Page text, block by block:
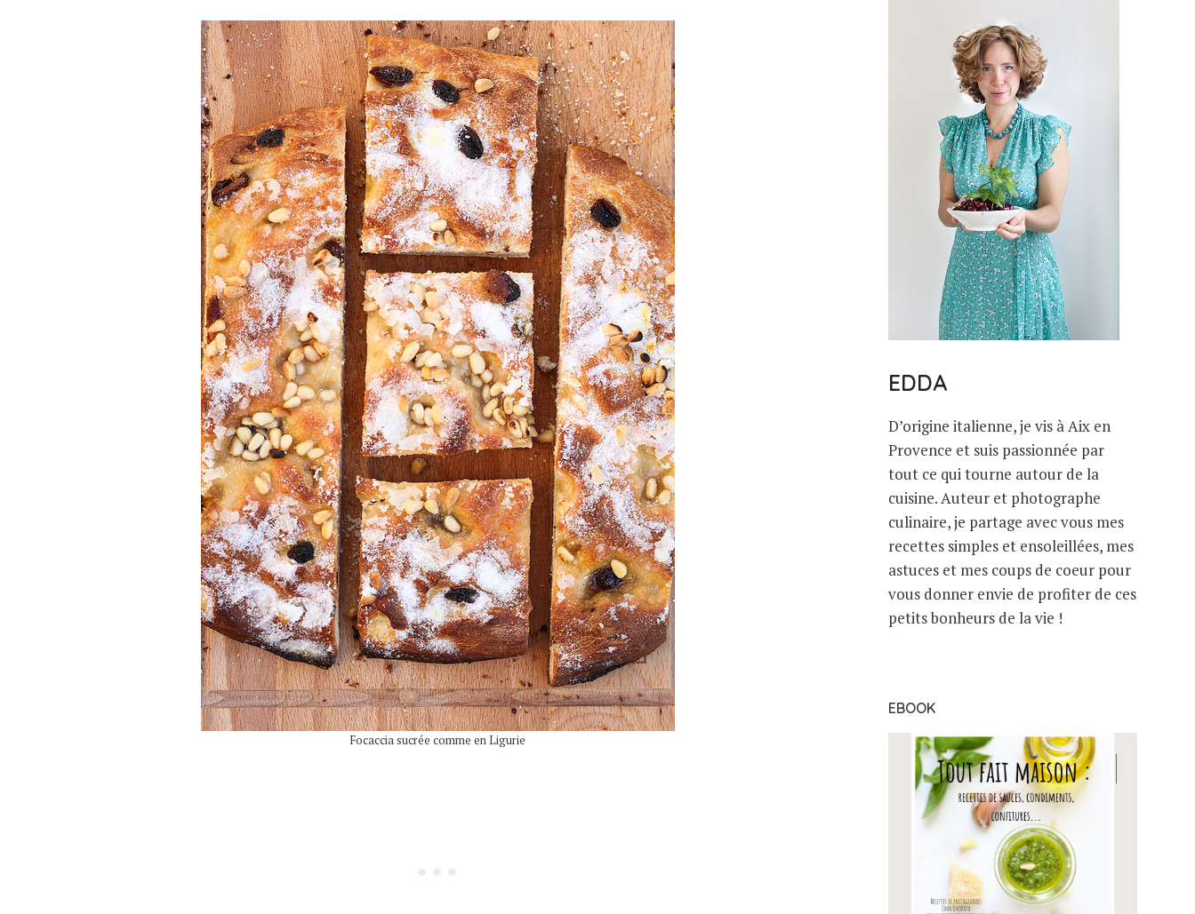
Focaccia sucrée comme en Ligurie
EDDA
D’origine italienne, je vis à Aix en
Provence et suis passionnée par
tout ce qui tourne autour de la
cuisine. Auteur et photographe
culinaire, je partage avec vous mes
recettes simples et ensoleillées, mes
astuces et mes coups de coeur pour
vous donner envie de profiter de ces
petits bonheurs de la vie !
EBOOK